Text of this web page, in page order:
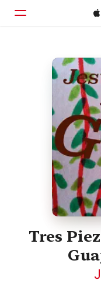
Accueil
Parcourir
Rechercher
Tres